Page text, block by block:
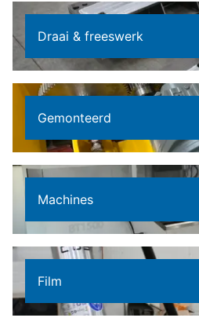
Draai & freeswerk
Gemonteerd
Machines
Film